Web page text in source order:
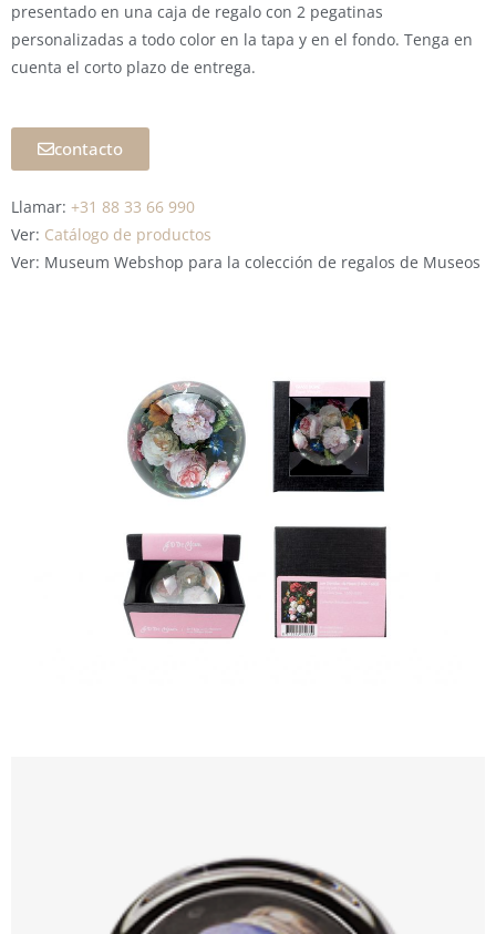
presentado en una caja de regalo con 2 pegatinas
personalizadas a todo color en la tapa y en el fondo. Tenga en
cuenta el corto plazo de entrega.
contacto
Llamar: +31 88 33 66 990
Ver: Catálogo de productos
Ver: Museum Webshop para la colección de regalos de Museos